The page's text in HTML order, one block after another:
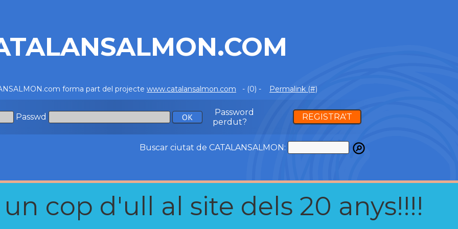
forma part del projecte www.catalansalmon.com - (0) - Permalink (#)
Passwd
Password
perdut?
REGISTRA'T
Buscar ciutat de CATALANSALMON:
cop d'ull al site dels 20 anys!!!!